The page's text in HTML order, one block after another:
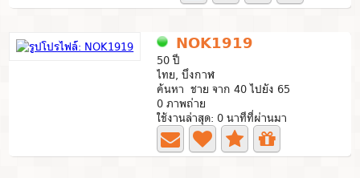
NOK1919
50 ปี
ไทย, บึงกาฬ
ค้นหา ชาย จาก 40 ไปยัง 65
0 ภาพถ่าย
ใช้งานล่าสุด: 0 นาทีที่ผ่านมา